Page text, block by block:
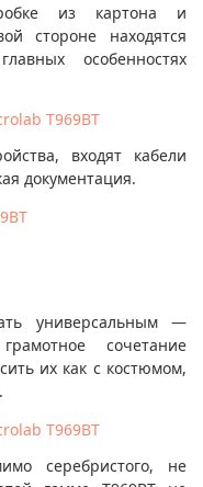
из картона и
стороне находятся
особенностях
входят кабели
документация.
универсальным —
сочетание
их как с костюмом,
серебристого, не